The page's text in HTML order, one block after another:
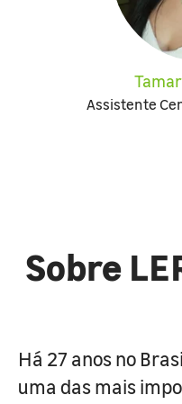
Assistente
Sobre
Há 27 anos no
uma das mais